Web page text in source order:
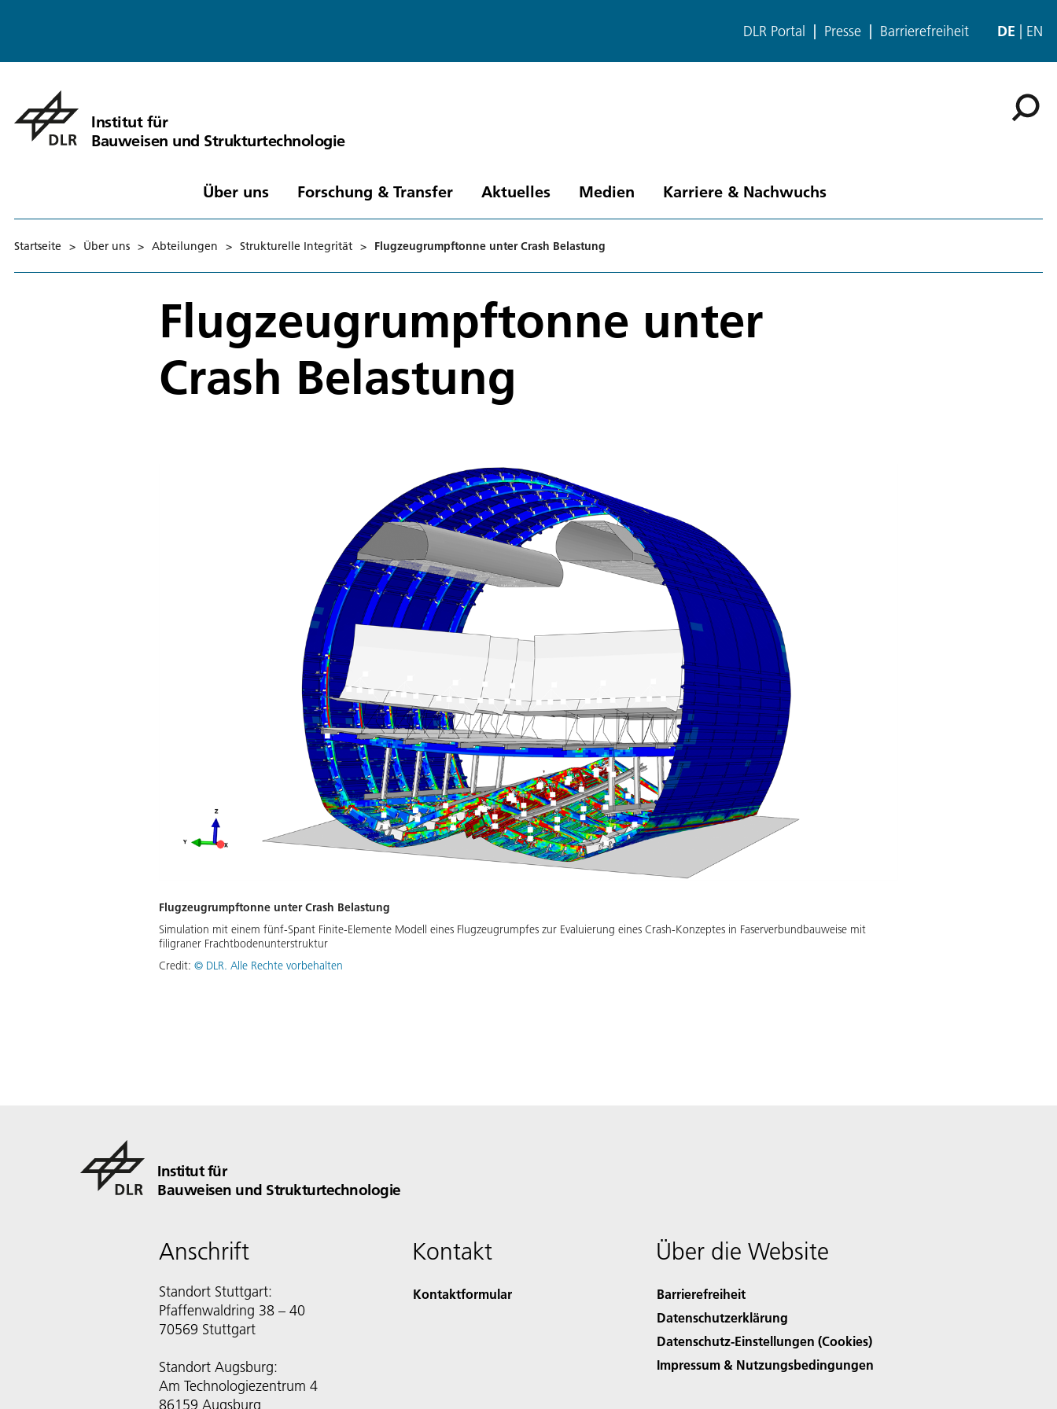
DLR Portal Presse Barrierefreiheit DE EN
Institut für
Bauweisen und Strukturtechnologie
Über uns Forschung & Transfer Aktuelles Medien Karriere & Nachwuchs
Startseite > Über uns > Abteilungen > Strukturelle Integrität > Flugzeugrumpftonne unter Crash Belastung
Flugzeugrumpftonne unter
Crash Belastung
Flugzeugrumpftonne unter Crash Belastung
Simulation mit einem fünf-Spant Finite-Elemente Modell eines Flugzeugrumpfes zur Evaluierung eines Crash-Konzeptes in Faserverbundbauweise mit
filigraner Frachtbodenunterstruktur
Credit: © DLR. Alle Rechte vorbehalten
Institut für
Bauweisen und Strukturtechnologie
Anschrift
Standort Stuttgart:
Pfaffenwaldring 38 – 40
70569 Stuttgart
Standort Augsburg:
Am Technologiezentrum 4
86159 Augsburg
Kontakt
Kontaktformular
Über die Website
Barrierefreiheit
Datenschutzerklärung
Datenschutz-Einstellungen (Cookies)
Impressum & Nutzungsbedingungen